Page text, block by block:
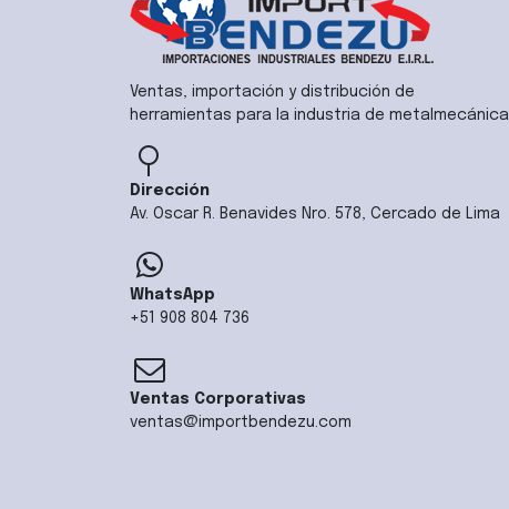
Ventas, importación y distribución de
herramientas para la industria de metalmecánica
Dirección
Av. Oscar R. Benavides Nro. 578, Cercado de Lima
WhatsApp
+51 908 804 736
Ventas Corporativas
ventas@importbendezu.com